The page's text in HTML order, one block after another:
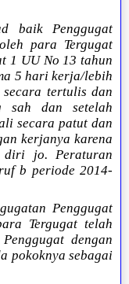
baik Penggugat
para Tergugat
1 UU No 13 tahun
5 hari kerja/lebih
tertulis dan
sah dan setelah
secara patut dan
kerjanya karena
diri jo. Peraturan
b periode 2014-
Penggugat
Tergugat telah
dengan
pokoknya sebagai